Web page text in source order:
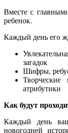
Вместе с
ребенок.
Каждый день его
загадок
Шифры,
Творческие
атрибутики
Как будут
Каждый день
новогодней